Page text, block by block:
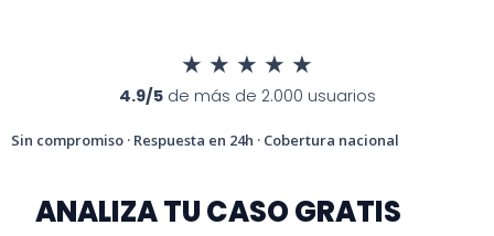
★ ★ ★ ★ ★
4.9/5de más de 2.000 usuarios
Sin compromiso · Respuesta en 24h · Cobertura nacional
ANALIZA TU CASO GRATIS